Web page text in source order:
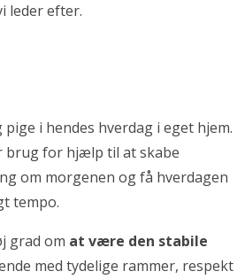
leder efter.
i hendes hverdag i eget hjem.
brug for hjælp til at skabe
om morgenen og få hverdagen
tempo.
grad om at være den stabile
med tydelige rammer, respekt